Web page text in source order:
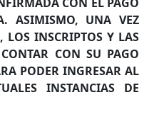
ASIMISMO, UNA VEZ
INSCRIPTOS Y LAS
CON SU PAGO
PODER INGRESAR AL
INSTANCIAS DE